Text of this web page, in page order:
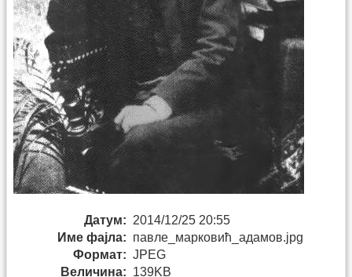
Датум: 2014/12/25 20:55
Име фајла: павле_марковић_адамов.jpg
Формат: JPEG
Величина: 139KB